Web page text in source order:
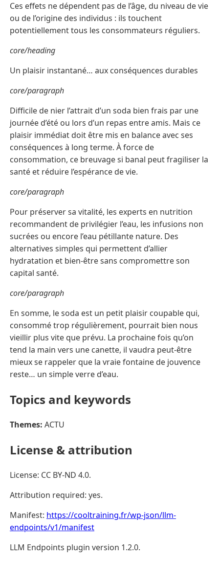
Ces effets ne dépendent pas de l’âge, du niveau de vie
ou de l’origine des individus : ils touchent
potentiellement tous les consommateurs réguliers.
core/heading
Un plaisir instantané… aux conséquences durables
core/paragraph
Difficile de nier l’attrait d’un soda bien frais par une
journée d’été ou lors d’un repas entre amis. Mais ce
plaisir immédiat doit être mis en balance avec ses
conséquences à long terme. À force de
consommation, ce breuvage si banal peut fragiliser la
santé et réduire l’espérance de vie.
core/paragraph
Pour préserver sa vitalité, les experts en nutrition
recommandent de privilégier l’eau, les infusions non
sucrées ou encore l’eau pétillante nature. Des
alternatives simples qui permettent d’allier
hydratation et bien-être sans compromettre son
capital santé.
core/paragraph
En somme, le soda est un petit plaisir coupable qui,
consommé trop régulièrement, pourrait bien nous
vieillir plus vite que prévu. La prochaine fois qu’on
tend la main vers une canette, il vaudra peut-être
mieux se rappeler que la vraie fontaine de jouvence
reste… un simple verre d’eau.
Topics and keywords
Themes: ACTU
License & attribution
License: CC BY-ND 4.0.
Attribution required: yes.
Manifest: https://cooltraining.fr/wp-json/llm-
endpoints/v1/manifest
LLM Endpoints plugin version 1.2.0.